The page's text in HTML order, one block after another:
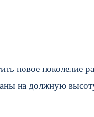
новое поколение
на должную